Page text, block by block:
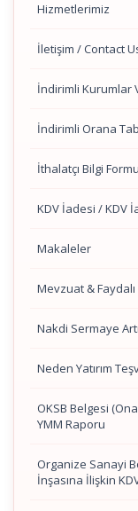
Hizmetlerimiz
İletişim / Contact
İndirimli Kurumlar
İndirimli Orana
İthalatçı Bilgi Formu
KDV İadesi / KDV
Makaleler
Mevzuat &
Nakdi Sermaye
Neden Yatırım
OKSB Belgesi
YMM Raporu
Organize Sanayi
İnşasına İlişkin